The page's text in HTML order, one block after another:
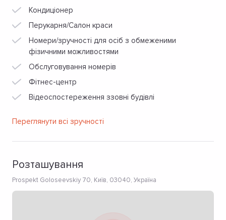
Кондиціонер
Перукарня/Салон краси
Номери/зручності для осіб з обмеженими
фізичними можливостями
Обслуговування номерів
Фітнес-центр
Відеоспостереження ззовні будівлі
Переглянути всі зручності
Розташування
Prospekt Goloseevskiy 70, Київ, 03040, Україна